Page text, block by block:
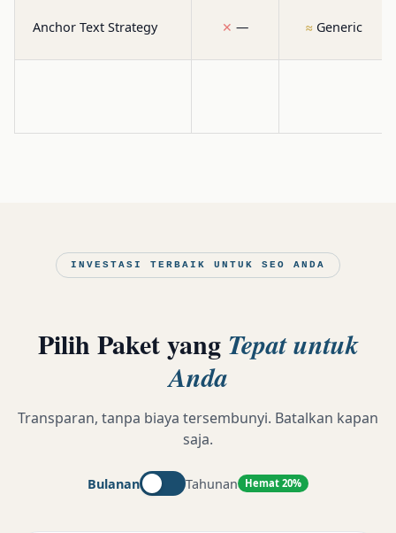
Anchor Text Strategy ✕ — ≈ Generic
INVESTASI TERBAIK UNTUK SEO ANDA
Pilih Paket yang Tepat untuk
Anda
Transparan, tanpa biaya tersembunyi. Batalkan kapan
saja.
Bulanan Tahunan Hemat 20%